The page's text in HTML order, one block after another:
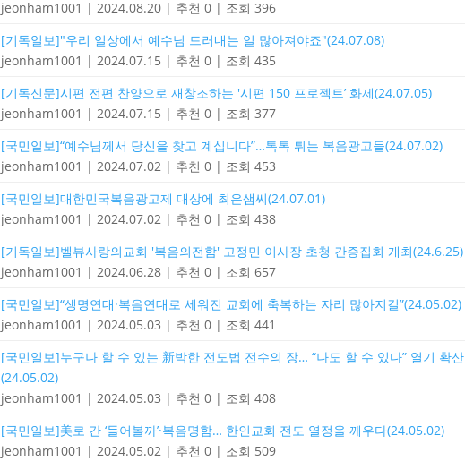
jeonham1001 | 2024.08.20 | 추천 0 | 조회 396
[기독일보]"우리 일상에서 예수님 드러내는 일 많아져야죠"(24.07.08)
jeonham1001 | 2024.07.15 | 추천 0 | 조회 435
[기독신문]시편 전편 찬양으로 재창조하는 '시편 150 프로젝트’ 화제(24.07.05)
jeonham1001 | 2024.07.15 | 추천 0 | 조회 377
[국민일보]“예수님께서 당신을 찾고 계십니다”…톡톡 튀는 복음광고들(24.07.02)
jeonham1001 | 2024.07.02 | 추천 0 | 조회 453
[국민일보]대한민국복음광고제 대상에 최은샘씨(24.07.01)
jeonham1001 | 2024.07.02 | 추천 0 | 조회 438
[기독일보]벨뷰사랑의교회 '복음의전함' 고정민 이사장 초청 간증집회 개최(24.6.25)
jeonham1001 | 2024.06.28 | 추천 0 | 조회 657
[국민일보]“생명연대·복음연대로 세워진 교회에 축복하는 자리 많아지길”(24.05.02)
jeonham1001 | 2024.05.03 | 추천 0 | 조회 441
[국민일보]누구나 할 수 있는 新박한 전도법 전수의 장… “나도 할 수 있다” 열기 확산
(24.05.02)
jeonham1001 | 2024.05.03 | 추천 0 | 조회 408
[국민일보]美로 간 ‘들어볼까’·복음명함… 한인교회 전도 열정을 깨우다(24.05.02)
jeonham1001 | 2024.05.02 | 추천 0 | 조회 509